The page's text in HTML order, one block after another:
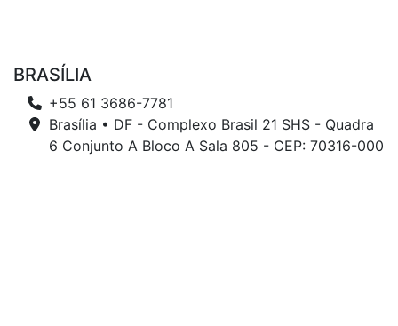
BRASÍLIA
+55 61 3686-7781
Brasília • DF - Complexo Brasil 21 SHS - Quadra
6 Conjunto A Bloco A Sala 805 - CEP: 70316-000